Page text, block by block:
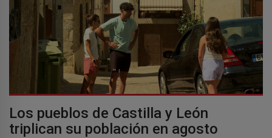
Los pueblos de Castilla y León
triplican su población en agosto